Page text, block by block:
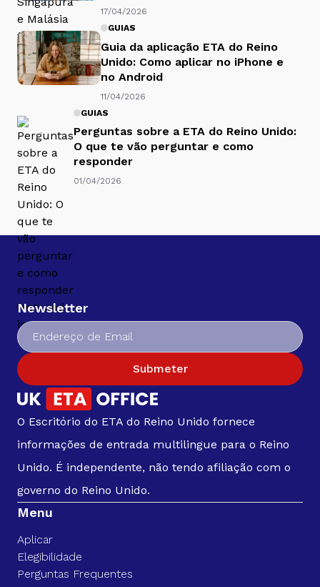
17/04/2026
GUIAS
Guia da aplicação ETA do Reino
Unido: Como aplicar no iPhone e
no Android
11/04/2026
GUIAS
Perguntas sobre a ETA do Reino Unido:
O que te vão perguntar e como
responder
01/04/2026
Newsletter
Submeter
O Escritório do ETA do Reino Unido fornece
informações de entrada multilingue para o Reino
Unido. É independente, não tendo afiliação com o
governo do Reino Unido.
Menu
Aplicar
Elegibilidade
Perguntas Frequentes